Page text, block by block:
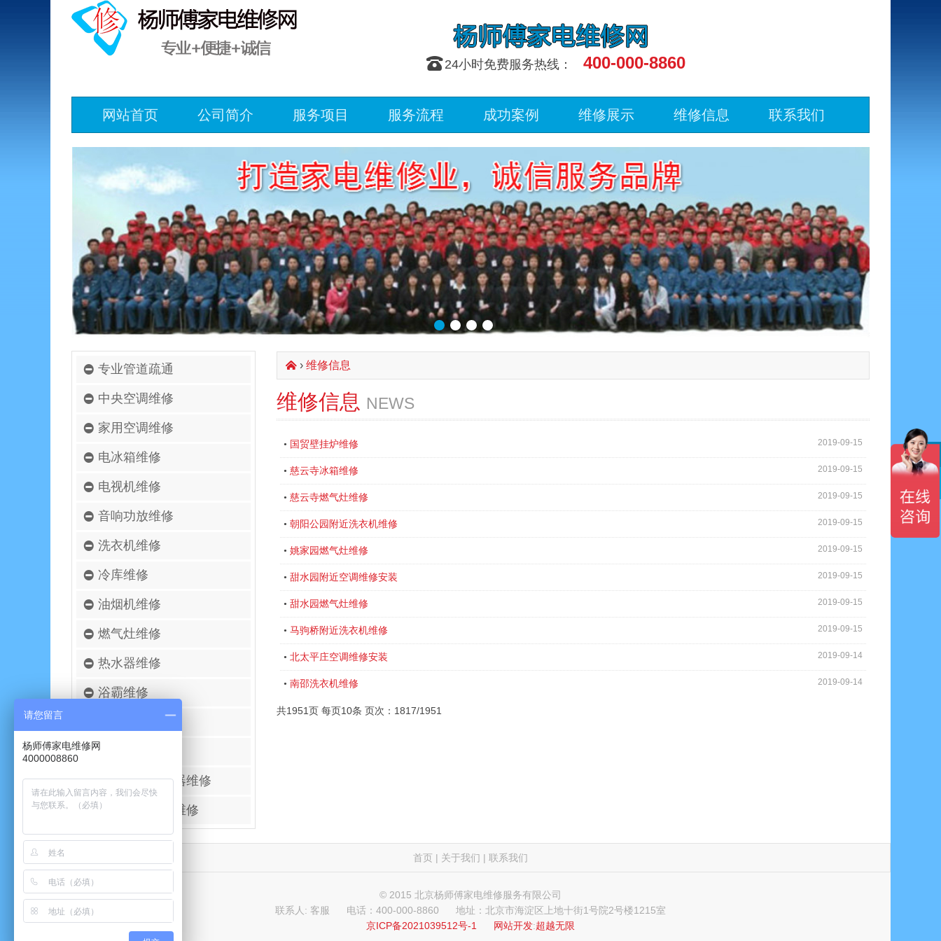
󰇯 24小时免费服务热线： 400-000-8860
网站首页 公司简介 服务项目 服务流程 成功案例 维修展示 维修信息 联系我们
专业管道疏通
中央空调维修
家用空调维修
电冰箱维修
电视机维修
音响功放维修
洗衣机维修
冷库维修
油烟机维修
燃气灶维修
热水器维修
浴霸维修
壁挂炉维修
进口空气净化器维修
太阳能热水器维修
󰄫› 维修信息
维修信息 NEWS
• 国贸壁挂炉维修 2019-09-15
• 慈云寺冰箱维修 2019-09-15
• 慈云寺燃气灶维修 2019-09-15
• 朝阳公园附近洗衣机维修 2019-09-15
• 姚家园燃气灶维修 2019-09-15
• 甜水园附近空调维修安装 2019-09-15
• 甜水园燃气灶维修 2019-09-15
• 马驹桥附近洗衣机维修 2019-09-15
• 北太平庄空调维修安装 2019-09-14
• 南邵洗衣机维修 2019-09-14
共1951页 每页10条 页次：1817/1951
首页 | 关于我们 | 联系我们
© 2015 北京杨师傅家电维修服务有限公司
联系人: 客服
电话：400-000-8860
地址：北京市海淀区上地十街1号院2号楼1215室
京ICP备2021039512号-1
网站开发:超越无限
请您留言
杨师傅家电维修网
4000008860